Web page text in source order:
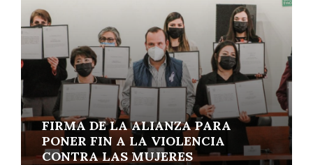
FIRMA DE LA ALIANZA PARA
PONER FIN A LA VIOLENCIA
CONTRA LAS MUJERES